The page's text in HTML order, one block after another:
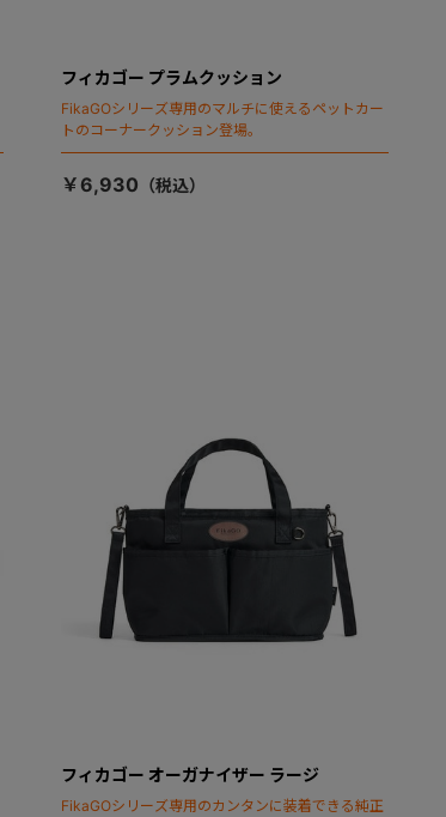
フィカゴー プラムクッション
FikaGOシリーズ専用のマルチに使えるペットカー
トのコーナークッション登場。
￥6,930
フィカゴー オーガナイザー ラージ
FikaGOシリーズ専用のカンタンに装着できる純正